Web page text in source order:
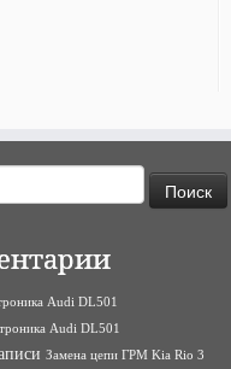
Audi DL501
Audi DL501
Замена цепи ГРМ Kia Rio 3